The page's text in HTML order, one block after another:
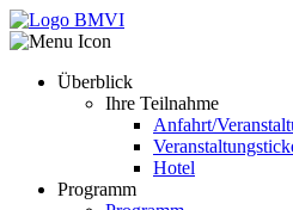
Überblick
Ihre Teilnahme
Anfahrt/
Hotel
Programm